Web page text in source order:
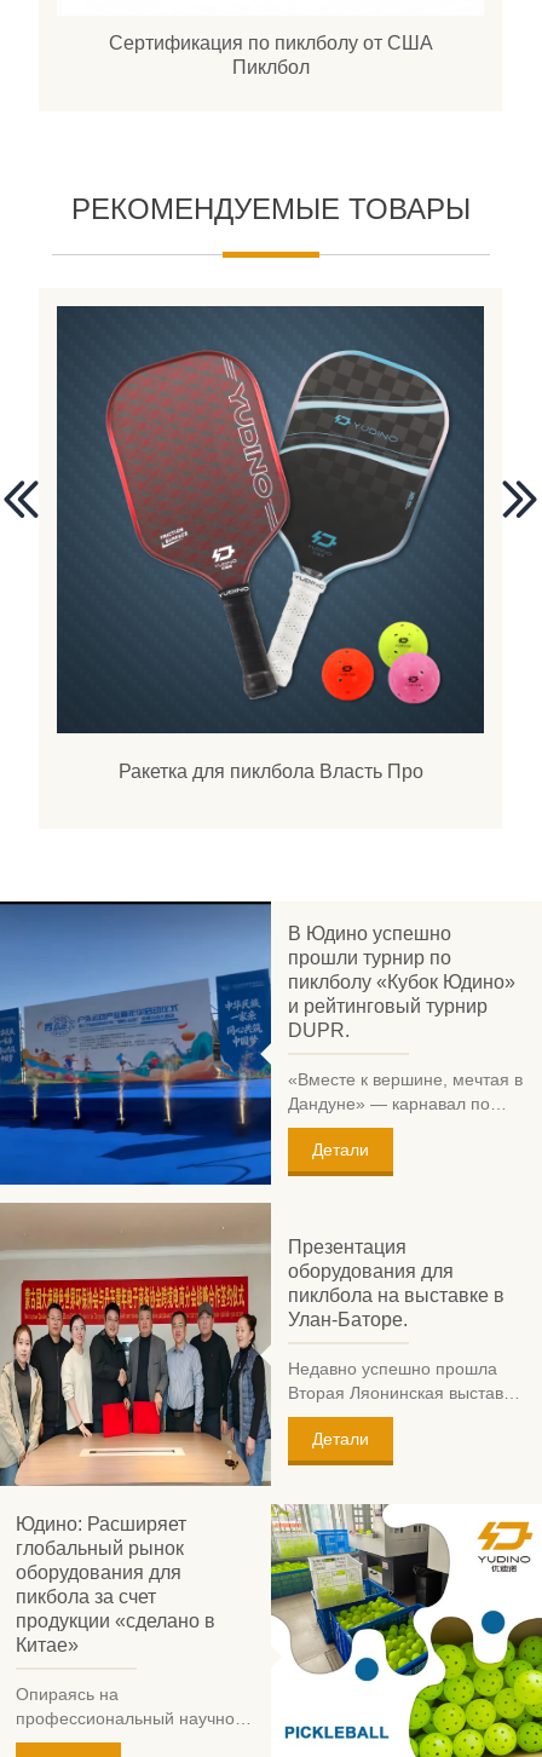
Сертификация по пиклболу от США
Пиклбол
РЕКОМЕНДУЕМЫЕ ТОВАРЫ
Ракетка для пиклбола Власть Про
В Юдино успешно
прошли турнир по
пиклболу «Кубок Юдино»
и рейтинговый турнир
DUPR.
«Вместе к вершине, мечтая в
Дандуне» — карнавал по
пиклболу «Кубок Юдино» и
рейтинговый турнир DUPR**,
полностью спланированные
завершились в Дандуне.
Являясь ключевым
элементом «Карнавала
индустрии спорта на
открытом воздухе 2025», это
мероприятие привлекло
множество любителей
спорта. Благодаря
использованию
международной рейтинговой
успешно объединил
профессиональные
соревнования с массовым
фитнесом и этническим
единством,
продемонстрировав тем
самым исключительные
возможности Yudino в
области организации
крупномасштабных
Детали
Презентация
оборудования для
пиклбола на выставке в
Улан-Баторе.
Недавно успешно прошла
Вторая Ляонинская выставка
экспортных товаров (Улан-
Батор, Монголия).
Детали
Юдино: Расширяет
глобальный рынок
оборудования для
пикбола за счет
продукции «сделано в
Китае»
Опираясь на
профессиональный научно-
исследовательский